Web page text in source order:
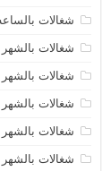
شغالات
شغالات
شغالات بالشهر
شغالات
شغالات بالشهر
شغالات بالشهر